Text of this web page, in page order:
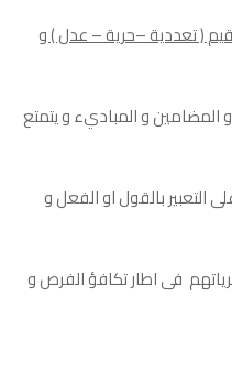
( تعددية –حرية – عدل ) و
و المضامين و المباديء و يتمتع
التعبير بالقول او الفعل و
فى اطار تكافؤ الفرص و